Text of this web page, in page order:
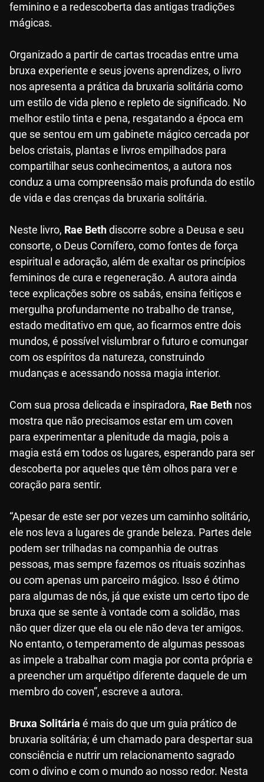
feminino e a redescoberta das antigas tradições
mágicas.
Organizado a partir de cartas trocadas entre uma
bruxa experiente e seus jovens aprendizes, o livro
nos apresenta a prática da bruxaria solitária como
um estilo de vida pleno e repleto de significado. No
melhor estilo tinta e pena, resgatando a época em
que se sentou em um gabinete mágico cercada por
belos cristais, plantas e livros empilhados para
compartilhar seus conhecimentos, a autora nos
conduz a uma compreensão mais profunda do estilo
de vida e das crenças da bruxaria solitária.
Neste livro, Rae Bethdiscorre sobre a Deusa e seu
consorte, o Deus Cornífero, como fontes de força
espiritual e adoração, além de exaltar os princípios
femininos de cura e regeneração. A autora ainda
tece explicações sobre os sabás, ensina feitiços e
mergulha profundamente no trabalho de transe,
estado meditativo em que, ao ficarmos entre dois
mundos, é possível vislumbrar o futuro e comungar
com os espíritos da natureza, construindo
mudanças e acessando nossa magia interior.
Com sua prosa delicada e inspiradora, Rae Beth nos
mostra que não precisamos estar em um coven
para experimentar a plenitude da magia, pois a
magia está em todos os lugares, esperando para ser
descoberta por aqueles que têm olhos para ver e
coração para sentir.
“Apesar de este ser por vezes um caminho solitário,
ele nos leva a lugares de grande beleza. Partes dele
podem ser trilhadas na companhia de outras
pessoas, mas sempre fazemos os rituais sozinhas
ou com apenas um parceiro mágico. Isso é ótimo
para algumas de nós, já que existe um certo tipo de
bruxa que se sente à vontade com a solidão, mas
não quer dizer que ela ou ele não deva ter amigos.
No entanto, o temperamento de algumas pessoas
as impele a trabalhar com magia por conta própria e
a preencher um arquétipo diferente daquele de um
membro do coven”, escreve a autora.
Bruxa Solitária é mais do que um guia prático de
bruxaria solitária; é um chamado para despertar sua
consciência e nutrir um relacionamento sagrado
com o divino e com o mundo ao nosso redor. Nesta